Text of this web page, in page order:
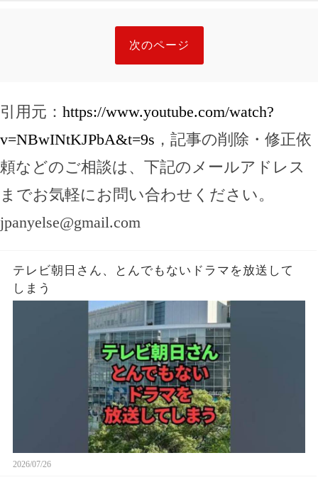
次のページ
引用元： https://www.youtube.com/watch?
v=NBwINtKJPbA&t=9s ，記事の削除・修正依
頼などのご相談は、下記のメールアドレス
までお気軽にお問い合わせください。
jpanyelse@gmail.com
テレビ朝日さん、とんでもないドラマを放送して
しまう
2026/07/26